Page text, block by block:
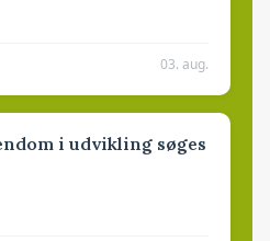
03. aug.
i udvikling søges